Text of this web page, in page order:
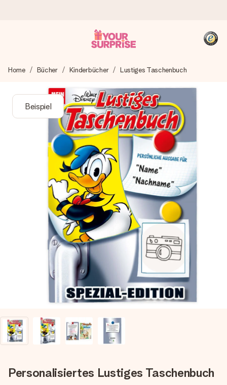
Wir bereiten dein Geschenk sorgfältig vor und schicken es
überreichen kannst, wenn es am meisten zählt.
4,8 (basierend auf +15.000 Bewertungen)
Unsere Geschenke begeistern. Kunden bewerten uns mit
4,8 bei Google Reviews (Gesamtergebnis aller Länder, in
die wir versenden).
+49 39292 929695
Montag - Freitag : 8:30 - 17:00 Uhr
Samstag - Sonntag : 8:30 - 13:00 Uhr
Home Bücher Kinderbücher Lustiges Taschenbuch
Beispiel
Personalisiertes Lustiges Taschenbuch